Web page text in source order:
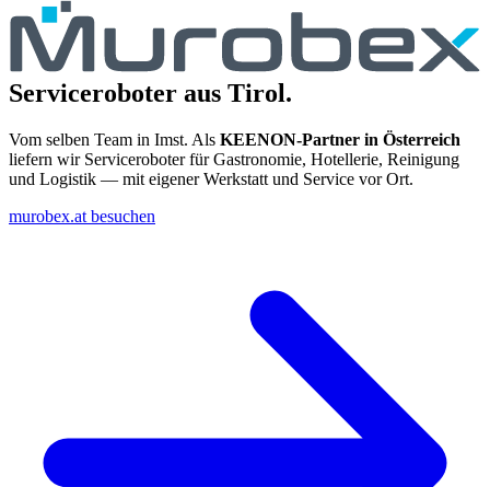
Serviceroboter aus Tirol.
Vom selben Team in Imst. Als KEENON-Partner in Österreich
liefern wir Serviceroboter für Gastronomie, Hotellerie, Reinigung
und Logistik — mit eigener Werkstatt und Service vor Ort.
murobex.at besuchen